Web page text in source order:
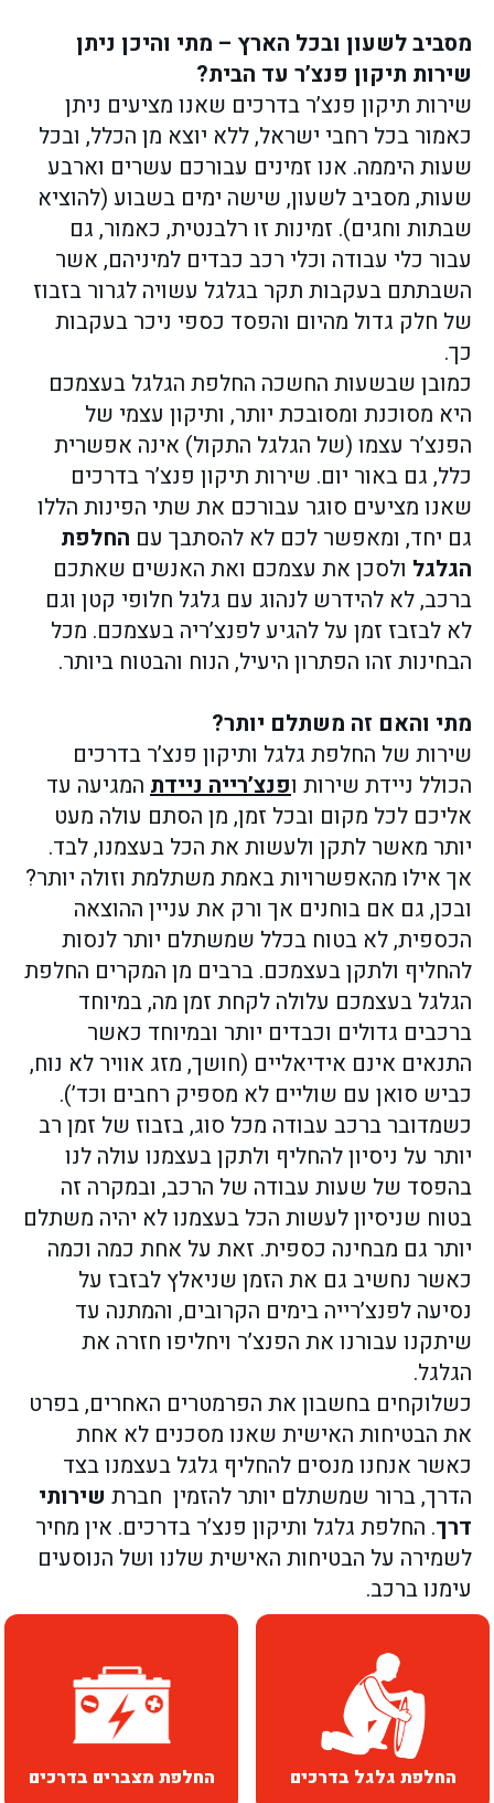
מסביב לשעון ובכל הארץ – מתי והיכן ניתן
שירות תיקון פנצ’ר עד הבית?
שירות תיקון פנצ’ר בדרכים שאנו מציעים ניתן
כאמור בכל רחבי ישראל, ללא יוצא מן הכלל, ובכל
שעות היממה. אנו זמינים עבורכם עשרים וארבע
שעות, מסביב לשעון, שישה ימים בשבוע (להוציא
שבתות וחגים). זמינות זו רלבנטית, כאמור, גם
עבור כלי עבודה וכלי רכב כבדים למיניהם, אשר
השבתתם בעקבות תקר בגלגל עשויה לגרור בזבוז
של חלק גדול מהיום והפסד כספי ניכר בעקבות
כך.
כמובן שבשעות החשכה החלפת הגלגל בעצמכם
היא מסוכנת ומסובכת יותר, ותיקון עצמי של
הפנצ’ר עצמו (של הגלגל התקול) אינה אפשרית
כלל, גם באור יום. שירות תיקון פנצ’ר בדרכים
שאנו מציעים סוגר עבורכם את שתי הפינות הללו
גם יחד, ומאפשר לכם לא להסתבך עם החלפת
הגלגל ולסכן את עצמכם ואת האנשים שאתכם
ברכב, לא להידרש לנהוג עם גלגל חלופי קטן וגם
לא לבזבז זמן על להגיע לפנצ’ריה בעצמכם. מכל
הבחינות זהו הפתרון היעיל, הנוח והבטוח ביותר.
מתי והאם זה משתלם יותר?
שירות של החלפת גלגל ותיקון פנצ’ר בדרכים
הכולל ניידת שירות ופנצ’רייה ניידת המגיעה עד
אליכם לכל מקום ובכל זמן, מן הסתם עולה מעט
יותר מאשר לתקן ולעשות את הכל בעצמנו, לבד.
אך אילו מהאפשרויות באמת משתלמת וזולה יותר?
ובכן, גם אם בוחנים אך ורק את עניין ההוצאה
הכספית, לא בטוח בכלל שמשתלם יותר לנסות
להחליף ולתקן בעצמכם. ברבים מן המקרים החלפת
הגלגל בעצמכם עלולה לקחת זמן מה, במיוחד
ברכבים גדולים וכבדים יותר ובמיוחד כאשר
התנאים אינם אידיאליים (חושך, מזג אוויר לא נוח,
כביש סואן עם שוליים לא מספיק רחבים וכד’).
כשמדובר ברכב עבודה מכל סוג, בזבוז של זמן רב
יותר על ניסיון להחליף ולתקן בעצמנו עולה לנו
בהפסד של שעות עבודה של הרכב, ובמקרה זה
בטוח שניסיון לעשות הכל בעצמנו לא יהיה משתלם
יותר גם מבחינה כספית. זאת על אחת כמה וכמה
כאשר נחשיב גם את הזמן שניאלץ לבזבז על
נסיעה לפנצ’רייה בימים הקרובים, והמתנה עד
שיתקנו עבורנו את הפנצ’ר ויחליפו חזרה את
הגלגל.
כשלוקחים בחשבון את הפרמטרים האחרים, בפרט
את הבטיחות האישית שאנו מסכנים לא אחת
כאשר אנחנו מנסים להחליף גלגל בעצמנו בצד
הדרך, ברור שמשתלם יותר להזמין חברת שירותי
דרך. החלפת גלגל ותיקון פנצ’ר בדרכים. אין מחיר
לשמירה על הבטיחות האישית שלנו ושל הנוסעים
עימנו ברכב.
החלפת מצברים בדרכים החלפת גלגל בדרכים